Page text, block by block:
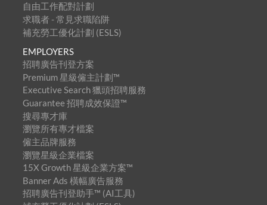
自由工作配對計劃
求職者 - 常見求職陷阱
補充勞工優化計劃 (ESLS)
EMPLOYERS
招聘廣告刊登方案
Premium 星級僱主計劃™
Executive Search 獵頭招聘服務
Guarantee 招聘成效保證™
搜尋專才庫
瀏覽所有專才檔案
僱主品牌服務
瀏覽星級企業檔案
15X Growth 星級企業方案™
Banner Ads 橫幅廣告服務
招聘廣告刊登助手™ (AI工具)